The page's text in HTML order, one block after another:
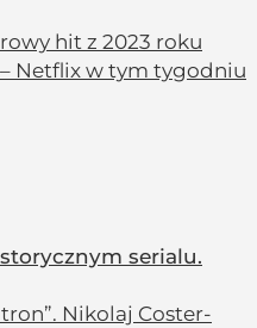
hit z 2023 roku
Netflix w tym tygodniu
serialu.
Nikolaj Coster-